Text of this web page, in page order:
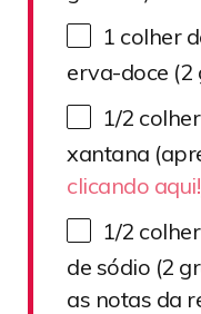
1 colher
erva-doce (2
1/2
xantana
clicando aqui!
1/2
de sódio (2
as notas da